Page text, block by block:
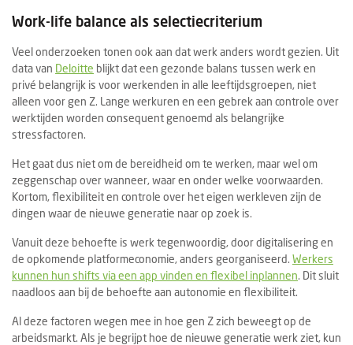
Work-life balance als selectiecriterium
Veel onderzoeken tonen ook aan dat werk anders wordt gezien. Uit
data van Deloitte blijkt dat een gezonde balans tussen werk en
privé belangrijk is voor werkenden in alle leeftijdsgroepen, niet
alleen voor gen Z. Lange werkuren en een gebrek aan controle over
werktijden worden consequent genoemd als belangrijke
stressfactoren.
Het gaat dus niet om de bereidheid om te werken, maar wel om
zeggenschap over wanneer, waar en onder welke voorwaarden.
Kortom, flexibiliteit en controle over het eigen werkleven zijn de
dingen waar de nieuwe generatie naar op zoek is.
Vanuit deze behoefte is werk tegenwoordig, door digitalisering en
de opkomende platformeconomie, anders georganiseerd. Werkers
kunnen hun shifts via een app vinden en flexibel inplannen. Dit sluit
naadloos aan bij de behoefte aan autonomie en flexibiliteit.
Al deze factoren wegen mee in hoe gen Z zich beweegt op de
arbeidsmarkt. Als je begrijpt hoe de nieuwe generatie werk ziet, kun